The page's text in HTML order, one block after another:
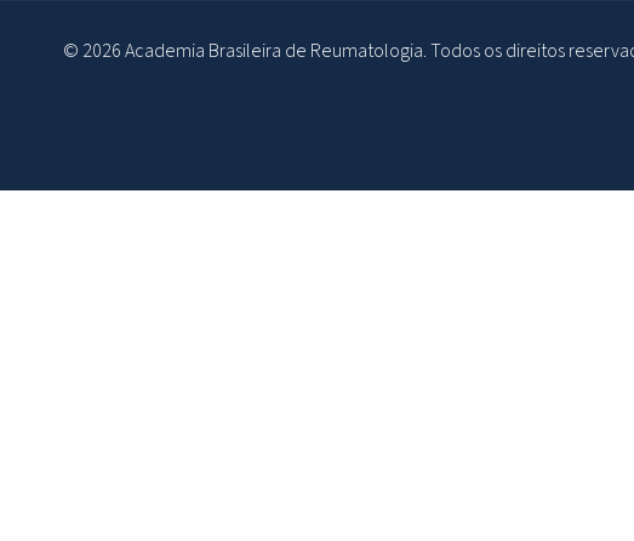
© 2026 Academia Brasileira de Reumatologia. Todos os direitos